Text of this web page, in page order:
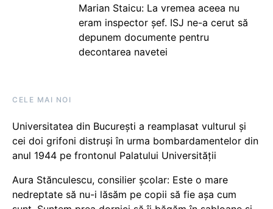
Marian Staicu: La vremea aceea nu
eram inspector șef. ISJ ne-a cerut să
depunem documente pentru
decontarea navetei
CELE MAI NOI
Universitatea din București a reamplasat vulturul și
cei doi grifoni distruși în urma bombardamentelor din
anul 1944 pe frontonul Palatului Universității
Aura Stănculescu, consilier școlar: Este o mare
nedreptate să nu-i lăsăm pe copii să fie așa cum